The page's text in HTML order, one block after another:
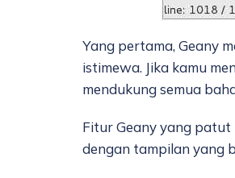
Yang pertama, Geany
istimewa. Jika kamu
mendukung semua
Fitur Geany yang patut
dengan tampilan yang